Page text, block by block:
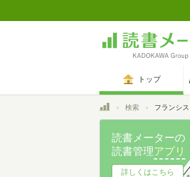
トップ
トップ検索 フランシ
読書メーターの
読書管理アプリ
詳しくはこちら